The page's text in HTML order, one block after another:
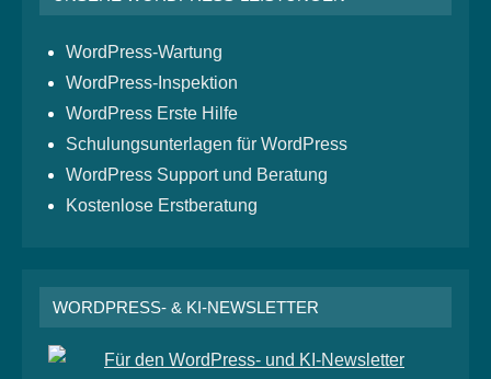
WordPress-Wartung
WordPress-Inspektion
WordPress Erste Hilfe
Schulungsunterlagen für WordPress
WordPress Support und Beratung
Kostenlose Erstberatung
WORDPRESS- & KI-NEWSLETTER